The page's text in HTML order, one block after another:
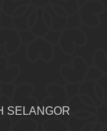
SELANGOR